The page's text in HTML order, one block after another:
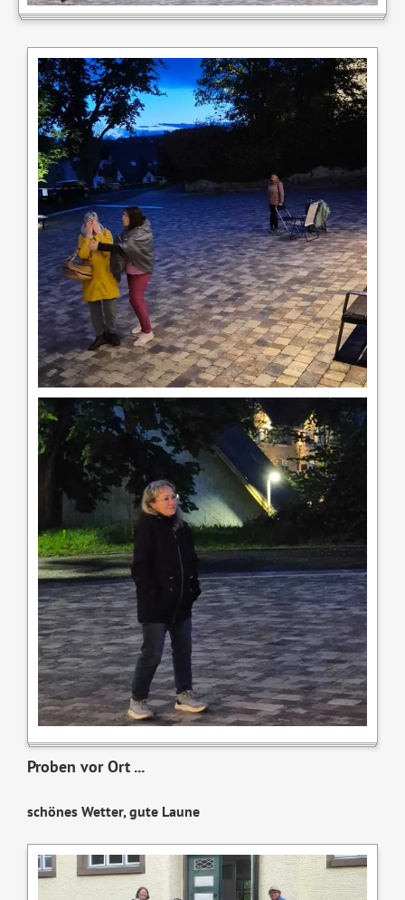
Proben vor Ort ...
schönes Wetter, gute Laune